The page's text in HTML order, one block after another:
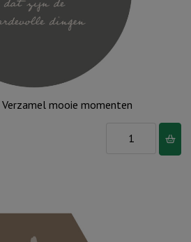
mooie momenten
Muurcirkel